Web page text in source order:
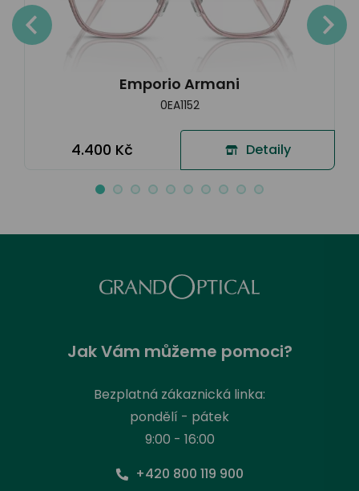
Emporio Armani
0EA1152
4.400 Kč Detaily
Jak Vám můžeme pomoci?
Bezplatná zákaznická linka:
pondělí - pátek
9:00 - 16:00
+420 800 119 900